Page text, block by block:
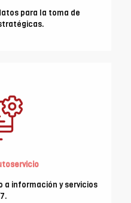
para la toma de
a información y servicios